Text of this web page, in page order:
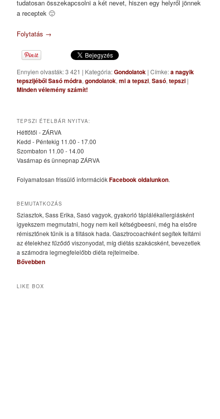
tudatosan összekapcsolni a két nevet, hiszen egy helyről jönnek
a receptek 🙂
Folytatás →
Ennyien olvasták: 3 421 | Kategória:Gondolatok |Címke:a nagyik
tepszijéből Sasó módra,gondolatok,mi a tepszi,Sasó,tepszi |
Minden vélemény számít!
TEPSZI ÉTELBÁR NYITVA:
Hétfőtől - ZÁRVA
Kedd - Péntekig 11.00 - 17.00
Szombaton 11.00 - 14.00
Vasárnap és ünnepnap ZÁRVA
Folyamatosan frissülő információkFacebook oldalunkon.
BEMUTATKOZÁS
Sziasztok, Sass Erika, Sasó vagyok, gyakorló táplálékallergiásként
igyekszem megmutatni, hogy nem kell kétségbeesni, még ha elsőre
rémisztőnek tűnik is a tiltások hada. Gasztrocoachként segítek feltárni
az ételekhez fűződő viszonyodat, míg diétás szakácsként, bevezetlek
a számodra legmegfelelőbb diéta rejtelmeibe.
Bővebben
LIKE BOX